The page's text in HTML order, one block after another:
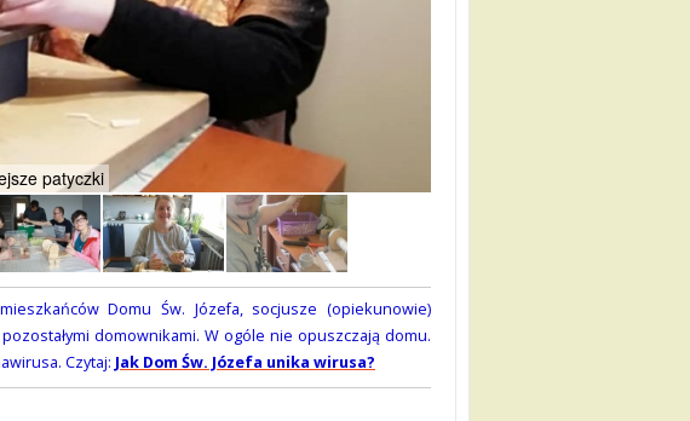
patyczki
Domu Św. Józefa, socjusze (opiekunowie)
domownikami. W ogóle nie opuszczają domu.
Czytaj: Jak Dom Św. Józefa unika wirusa?